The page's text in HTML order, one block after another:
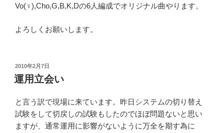
Vo(♀),Cho,G,B,K,Dの6人編成でオリジナル曲やります。
よろしくお願いします。
投
稿
日:
2010年2月7日
運用立会い
と言う訳で現場に来ています。昨日システムの切り替え
試験をして切戻しの試験もしたのでほぼ問題ないと思い
ますが、通常運用に影響がないように万全を期す為に